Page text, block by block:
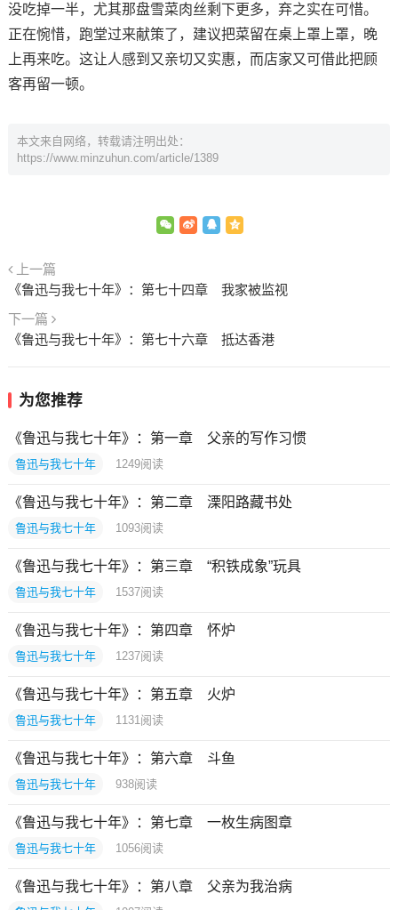
没吃掉一半，尤其那盘雪菜肉丝剩下更多，弃之实在可惜。
正在惋惜，跑堂过来献策了，建议把菜留在桌上罩上罩，晚
上再来吃。这让人感到又亲切又实惠，而店家又可借此把顾
客再留一顿。
本文来自网络，转载请注明出处：
https://www.minzuhun.com/article/1389
上一篇
《鲁迅与我七十年》：第七十四章 我家被监视
下一篇
《鲁迅与我七十年》：第七十六章 抵达香港
为您推荐
《鲁迅与我七十年》：第一章 父亲的写作习惯
鲁迅与我七十年 1249阅读
《鲁迅与我七十年》：第二章 溧阳路藏书处
鲁迅与我七十年 1093阅读
《鲁迅与我七十年》：第三章 “积铁成象”玩具
鲁迅与我七十年 1537阅读
《鲁迅与我七十年》：第四章 怀炉
鲁迅与我七十年 1237阅读
《鲁迅与我七十年》：第五章 火炉
鲁迅与我七十年 1131 阅读
《鲁迅与我七十年》：第六章 斗鱼
鲁迅与我七十年 938阅读
《鲁迅与我七十年》：第七章 一枚生病图章
鲁迅与我七十年 1056阅读
《鲁迅与我七十年》：第八章 父亲为我治病